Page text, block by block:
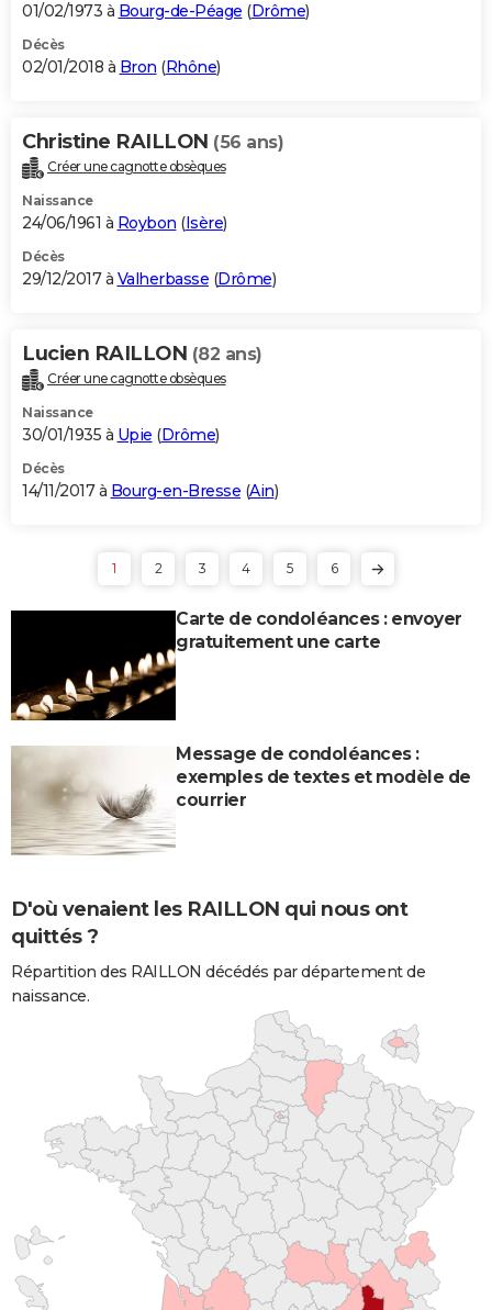
01/02/1973 à Bourg-de-Péage (Drôme)
Décès
02/01/2018 à Bron (Rhône)
Christine RAILLON (56 ans)
Créer une cagnotte obsèques
Naissance
24/06/1961 à Roybon (Isère)
Décès
29/12/2017 à Valherbasse (Drôme)
Lucien RAILLON (82 ans)
Créer une cagnotte obsèques
Naissance
30/01/1935 à Upie (Drôme)
Décès
14/11/2017 à Bourg-en-Bresse (Ain)
1 2 3 4 5 6
Carte de condoléances : envoyer
gratuitement une carte
Message de condoléances :
exemples de textes et modèle de
courrier
D'où venaient les RAILLON qui nous ont
quittés ?
Répartition des RAILLON décédés par département de
naissance.